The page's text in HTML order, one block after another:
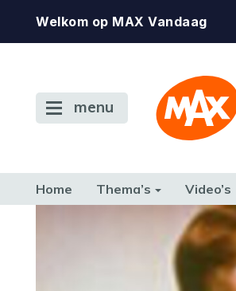
Welkom op MAX Vandaag
menu
Home Thema’s Video’s
ETEN & DRINKEN